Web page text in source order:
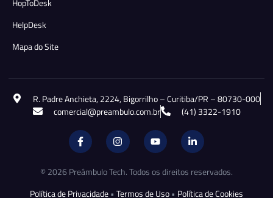
HopToDesk
HelpDesk
Mapa do Site
R. Padre Anchieta, 2224, Bigorrilho – Curitiba/PR – 80730-000
comercial@preambulo.com.br
(41) 3322-1910
© 2026 Preâmbulo Tech. Todos os direitos reservados.
Política de Privacidade• Termos de Uso• Política de Cookies